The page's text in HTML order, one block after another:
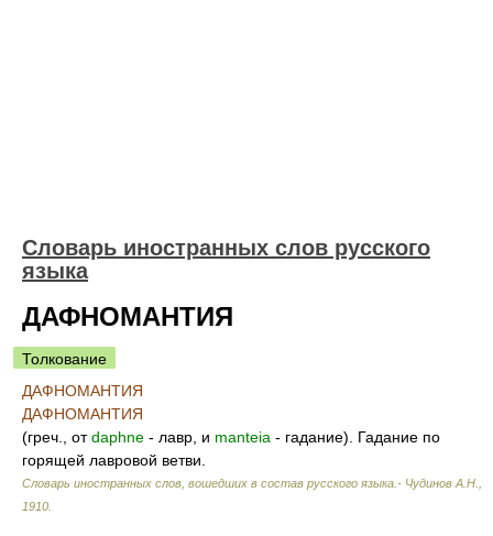
Словарь иностранных слов русского
языка
ДАФНОМАНТИЯ
Толкование
ДАФНОМАНТИЯ
ДАФНОМАНТИЯ
(греч., отdaphne - лавр, и manteia - гадание). Гадание по
горящей лавровой ветви.
Словарь иностранных слов, вошедших в состав русского языка.- Чудинов А.Н.
1910